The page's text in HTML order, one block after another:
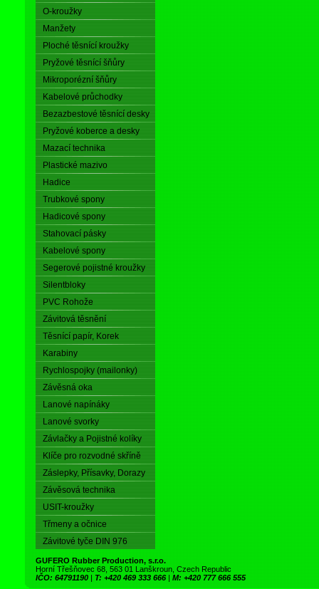
O-kroužky
Manžety
Ploché těsnící kroužky
Pryžové těsnící šňůry
Mikroporézní šňůry
Kabelové průchodky
Bezazbestové těsnící desky
Pryžové koberce a desky
Mazací technika
Plastické mazivo
Hadice
Trubkové spony
Hadicové spony
Stahovací pásky
Kabelové spony
Segerové pojistné kroužky
Silentbloky
PVC Rohože
Závitová těsnění
Těsnící papír, Korek
Karabiny
Rychlospojky (mailonky)
Závěsná oka
Lanové napínáky
Lanové svorky
Závlačky a Pojistné kolíky
Klíče pro rozvodné skříně
Záslepky, Přísavky, Dorazy
Závěsová technika
USIT-kroužky
Třmeny a očnice
Závitové tyče DIN 976
GUFERO Rubber Production, s.r.o.
Horní Třešňovec 68, 563 01 Lanškroun, Czech Republic
IČO: 64791190 | T: +420 469 333 666 | M: +420 777 666 555